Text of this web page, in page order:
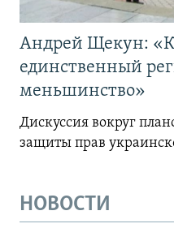
Андрей Щекун:
единственный
меньшинство»
Дискуссия вокруг
защиты прав
НОВОСТИ